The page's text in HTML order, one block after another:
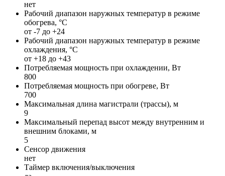
нет
Рабочий диапазон наружных температур в режиме
обогрева, °С
от -7 до +24
Рабочий диапазон наружных температур в режиме
охлаждения, °С
от +18 до +43
Потребляемая мощность при охлаждении, Вт
800
Потребляемая мощность при обогреве, Вт
700
Максимальная длина магистрали (трассы), м
9
Максимальный перепад высот между внутренним и
внешним блоками, м
5
Сенсор движения
нет
Таймер включения/выключения